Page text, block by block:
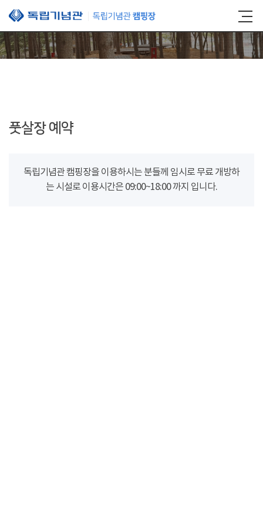
본문 바로가기
풋살장 예약
독립기념관 캠핑장을 이용하시는 분들께 임시로 무료 개방하
는 시설로 이용시간은 09:00~18:00 까지 입니다.